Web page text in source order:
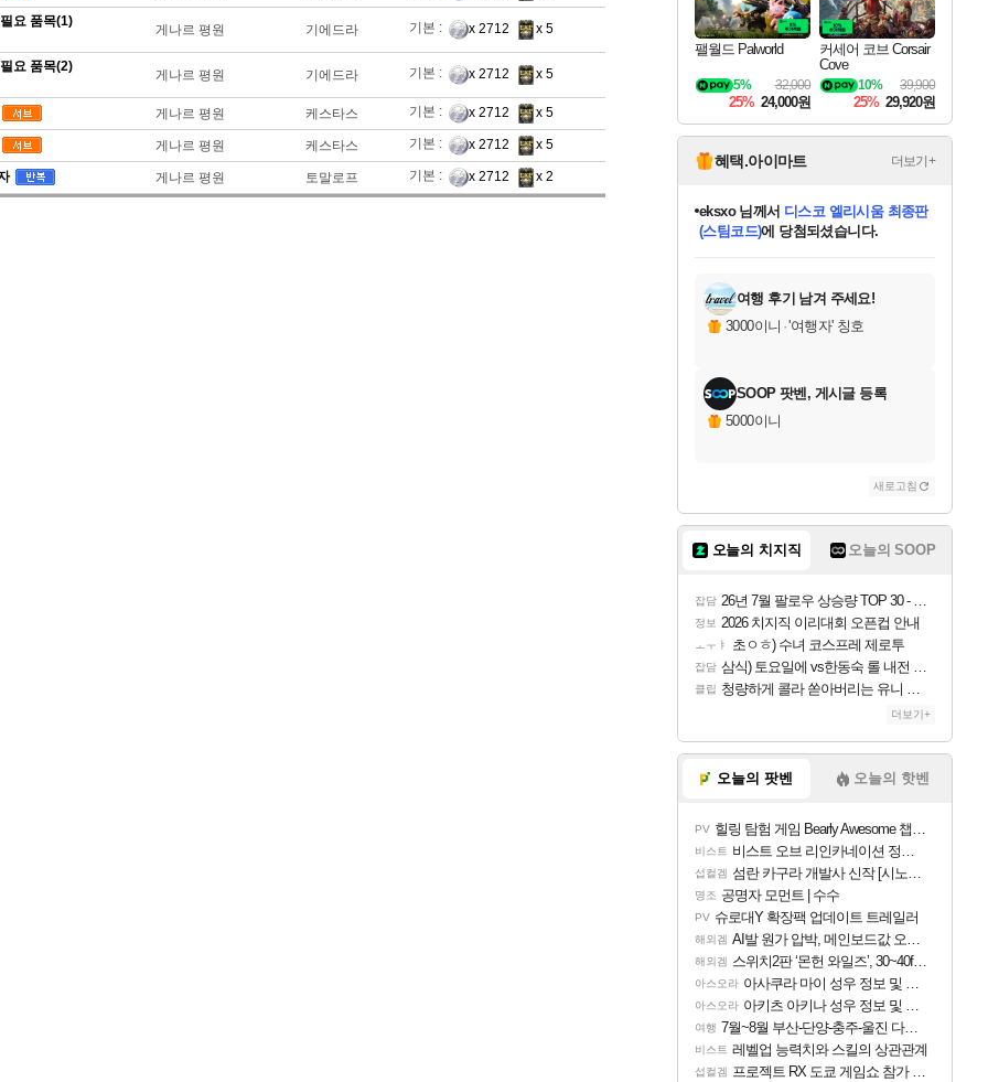
요 품목(1)
게나르 평원 기에드라 기본 : x 2712 x 5
요 품목(2)
게나르 평원 기에드라 기본 : x 2712 x 5
게나르 평원 케스타스 기본 : x 2712 x 5
게나르 평원 케스타스 기본 : x 2712 x 5
게나르 평원 토말로프 기본 : x 2712 x 2
팰월드 Palworld
32,000
5%
25% 24,000원
커세어 코브 Corsair
Cove
39,900
10%
25% 29,920원
혜택.아이마트 더보기+
당첨되셨습니다.
당첨되셨습니다.
eksxo님께서 디스코 엘리시움 최종판
(스팀코드)에 당첨되셨습니다.
당첨되셨습니다.
당첨되셨습니다.
에디션 (스팀코드) 를 교환.
당첨되셨습니다.
당첨되셨습니다.
당첨되셨습니다.
당첨되셨습니다.
여행 후기 남겨 주세요!
3000이니 ·'여행자' 칭호
SOOP 팟벤, 게시글 등록
5000이니
새로고침
오늘의 치지직 오늘의 SOOP
잡담 26년 7월 팔로우 상승량 TOP 30 - 월간 치지직
정보 2026 치지직 이리대회 오픈컵 안내
ㅗㅜㅑ 초ㅇㅎ) 수녀 코스프레 제로투
잡담 삼식) 토요일에 vs한동숙 롤 내전 예정
클립 청량하게 콜라 쏟아버리는 유니 ㅋㅋㅋ
더보기+
오늘의 팟벤 오늘의 핫벤
PV 힐링 탐험 게임 Bearly Awesome 챕터 1 트레일러
비스트 비스트 오브 리인카네이션 정보/공략글 모음
섭컬겜 섬란 카구라 개발사 신작 [시노비 넥서스] 연내 출시 예정
명조 공명자 모먼트 | 수수
PV 슈로대Y 확장팩 업데이트 트레일러
해외겜 AI발 원가 압박, 메인보드값 오르나
해외겜 스위치2판 ‘몬헌 와일즈’, 30~40fps 목표 추정
아스오라 아사쿠라 마이 성우 정보 및 주요 필모
아스오라 아키츠 아키나 성우 정보 및 주요 필모
여행 7월~8월 부산-단양-충주-울진 다녀왔어요~
비스트 레벨업 능력치와 스킬의 상관관계
섭컬겜 프로젝트 RX 도쿄 게임쇼 참가 결정